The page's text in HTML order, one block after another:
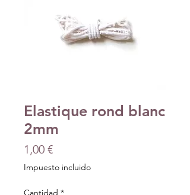
Elastique rond blanc
2mm
1,00 €Precio
Impuesto incluido
Cantidad *